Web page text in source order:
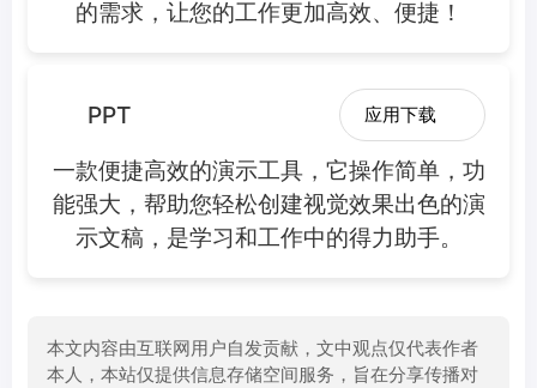
的需求，让您的工作更加高效、便捷！
PPT 应用下载
一款便捷高效的演示工具，它操作简单，功
能强大，帮助您轻松创建视觉效果出色的演
示文稿，是学习和工作中的得力助手。
本文内容由互联网用户自发贡献，文中观点仅代表作者
本人，本站仅提供信息存储空间服务，旨在分享传播对